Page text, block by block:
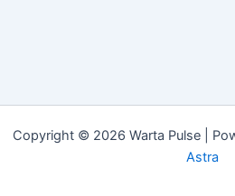
Copyright © 2026 Warta Pulse |
Astra